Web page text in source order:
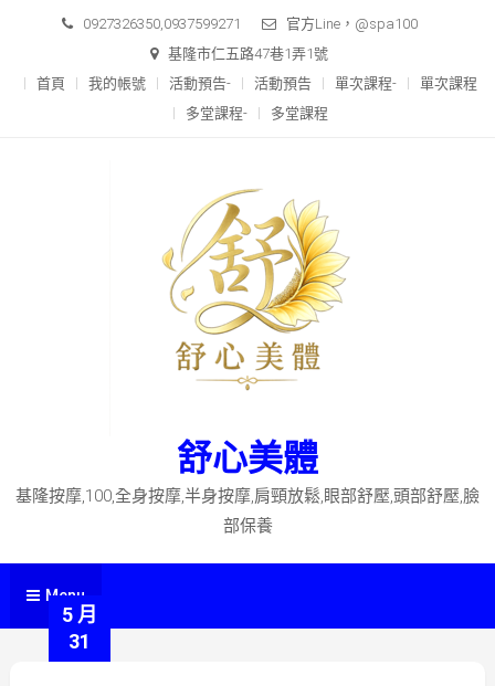
content
0927326350,0937599271
官方Line，@spa100
基隆市仁五路47巷1弄1號
首頁
我的帳號 活動預告- 活動預告 單次課程-
單次課程
多堂課程-
多堂課程
舒心美體
基隆按摩,100,全身按摩,半身按摩,肩頸放鬆,眼部舒壓,頭部舒壓,臉
部保養
Menu
5 月
31